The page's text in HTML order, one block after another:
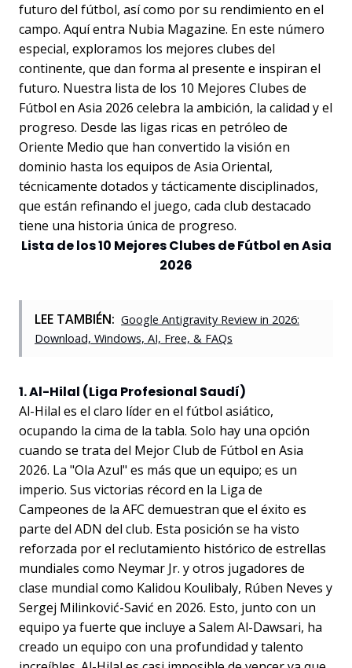
futuro del fútbol, así como por su rendimiento en el
campo. Aquí entra Nubia Magazine. En este número
especial, exploramos los mejores clubes del
continente, que dan forma al presente e inspiran el
futuro. Nuestra lista de los 10 Mejores Clubes de
Fútbol en Asia 2026 celebra la ambición, la calidad y el
progreso. Desde las ligas ricas en petróleo de
Oriente Medio que han convertido la visión en
dominio hasta los equipos de Asia Oriental,
técnicamente dotados y tácticamente disciplinados,
que están refinando el juego, cada club destacado
tiene una historia única de progreso.
Lista de los 10 Mejores Clubes de Fútbol en Asia
2026
LEE TAMBIÉN: Google Antigravity Review in 2026:
Download, Windows, AI, Free, & FAQs
1. Al-Hilal (Liga Profesional Saudí)
Al-Hilal es el claro líder en el fútbol asiático,
ocupando la cima de la tabla. Solo hay una opción
cuando se trata del Mejor Club de Fútbol en Asia
2026. La "Ola Azul" es más que un equipo; es un
imperio. Sus victorias récord en la Liga de
Campeones de la AFC demuestran que el éxito es
parte del ADN del club. Esta posición se ha visto
reforzada por el reclutamiento histórico de estrellas
mundiales como Neymar Jr. y otros jugadores de
clase mundial como Kalidou Koulibaly, Rúben Neves y
Sergej Milinković-Savić en 2026. Esto, junto con un
equipo ya fuerte que incluye a Salem Al-Dawsari, ha
creado un equipo con una profundidad y talento